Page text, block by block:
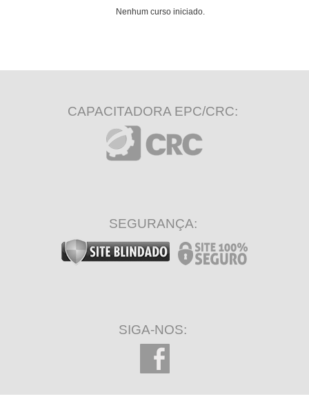
Nenhum curso iniciado.
CAPACITADORA EPC/CRC:
SEGURANÇA:
SIGA-NOS: